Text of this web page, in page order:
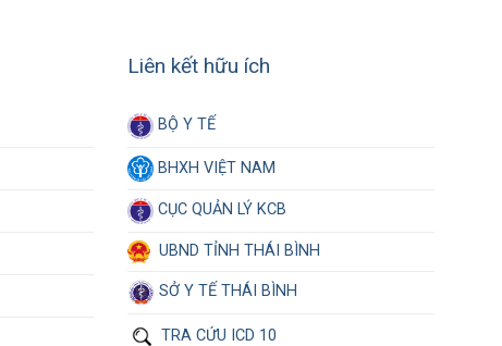
Liên kết hữu ích
BỘ Y TẾ
BHXH VIỆT NAM
CỤC QUẢN LÝ KCB
UBND TỈNH THÁI BÌNH
SỞ Y TẾ THÁI BÌNH
TRA CỨU ICD 10